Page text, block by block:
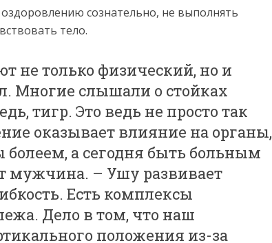
сознательно, не выполнять
тело.
не только физический, но и
Многие слышали о стойках
тигр. Это ведь не просто так
оказывает влияние на органы,
а сегодня быть больным
мужчина. – Ушу развивает
Есть комплексы
Дело в том, что наш
положения из-за